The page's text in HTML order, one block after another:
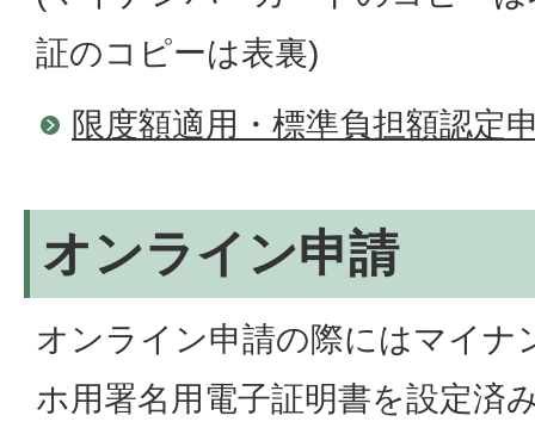
証のコピーは表裏)
限度額適用・標準負担額認定
オンライン申請
オンライン申請の際にはマイナ
ホ用署名用電子証明書を設定済